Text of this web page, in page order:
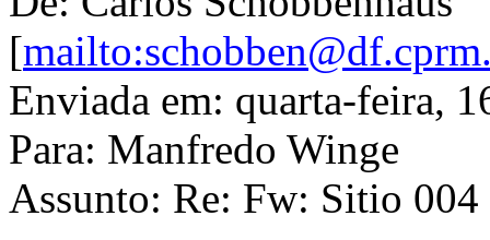
[
Enviada em: quarta-feira,
Para: Manfredo Winge
Assunto: Re: Fw: Sitio 004